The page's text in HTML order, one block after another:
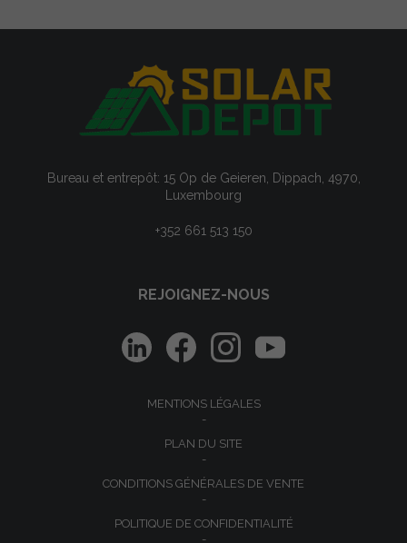
Bureau et entrepôt: 15 Op de Geieren, Dippach, 4970,
Luxembourg
+352 661 513 150
REJOIGNEZ-NOUS
MENTIONS LÉGALES
PLAN DU SITE
CONDITIONS GÉNÉRALES DE VENTE
POLITIQUE DE CONFIDENTIALITÉ